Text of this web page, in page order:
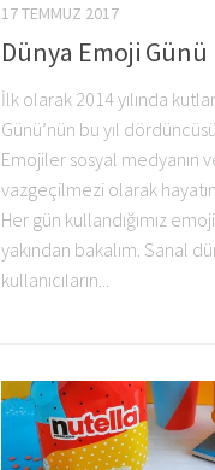
17 TEMMUZ 2017
Dünya Emoji Günü
İlk olarak 2014 yılında
Günü’nün bu yıl
Emojiler sosyal medyanın
vazgeçilmezi olarak
Her gün kullandığımız
yakından bakalım. Sanal
kullanıcıların...